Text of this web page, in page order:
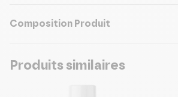
Composition Produit
Produits similaires